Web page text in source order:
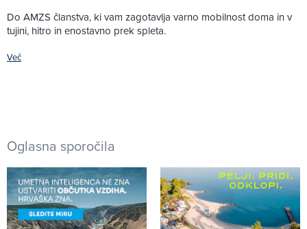
Do AMZS članstva, ki vam zagotavlja varno mobilnost doma in v
tujini, hitro in enostavno prek spleta.
Več
Oglasna sporočila